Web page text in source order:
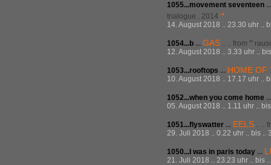
1055...movement seventeen
trialogue.. 2014
14. August 2018 .. 23.30 uhr ..
1054...b ... GAS .. .. from '''
12. August 2018 .. 3.33 uhr ..
1053...rooftops ... HOME OF
10. August 2018 .. 17.17 uhr ..
1052...when you come home
05. August 2018 .. 1.11 uhr ..
1051...flyswatter ... EELS .. ..
29. Juli 2018 .. 0.22 uhr .. bis ..
1050...I was in paris today ...
21. Juli 2018 .. 23.23 uhr .. bis